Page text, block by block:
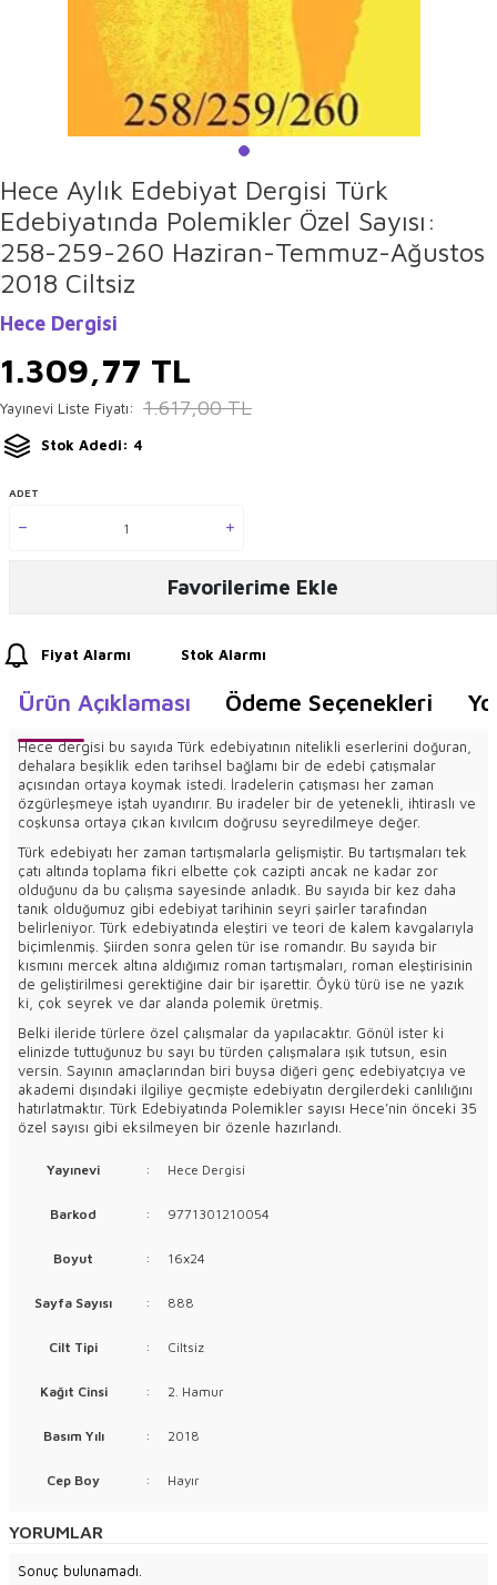
Hece Aylık Edebiyat Dergisi Türk
Edebiyatında Polemikler Özel Sayısı:
258-259-260 Haziran-Temmuz-Ağustos
2018 Ciltsiz
Hece Dergisi
1.309,77 TL
Yayınevi Liste Fiyatı: 1.617,00TL
Stok Adedi: 4
ADET
Favorilerime Ekle
Fiyat Alarmı Stok Alarmı
Ürün Açıklaması Ödeme Seçenekleri
Hece dergisi bu sayıda Türk edebiyatının nitelikli eserlerini doğuran,
dehalara beşiklik eden tarihsel bağlamı bir de edebî çatışmalar
açısından ortaya koymak istedi. İradelerin çatışması her zaman
özgürleşmeye iştah uyandırır. Bu iradeler bir de yetenekli, ihtiraslı ve
coşkunsa ortaya çıkan kıvılcım doğrusu seyredilmeye değer.
Türk edebiyatı her zaman tartışmalarla gelişmiştir. Bu tartışmaları tek
çatı altında toplama fikri elbette çok cazipti ancak ne kadar zor
olduğunu da bu çalışma sayesinde anladık. Bu sayıda bir kez daha
tanık olduğumuz gibi edebiyat tarihinin seyri şairler tarafından
belirleniyor. Türk edebiyatında eleştiri ve teori de kalem kavgalarıyla
biçimlenmiş. Şiirden sonra gelen tür ise romandır. Bu sayıda bir
kısmını mercek altına aldığımız roman tartışmaları, roman eleştirisinin
de geliştirilmesi gerektiğine dair bir işarettir. Öykü türü ise ne yazık
ki, çok seyrek ve dar alanda polemik üretmiş.
Belki ileride türlere özel çalışmalar da yapılacaktır. Gönül ister ki
elinizde tuttuğunuz bu sayı bu türden çalışmalara ışık tutsun, esin
versin. Sayının amaçlarından biri buysa diğeri genç edebiyatçıya ve
akademi dışındaki ilgiliye geçmişte edebiyatın dergilerdeki canlılığını
hatırlatmaktır. Türk Edebiyatında Polemikler sayısı Hece’nin önceki 35
özel sayısı gibi eksilmeyen bir özenle hazırlandı.
Yayınevi : Hece Dergisi
Barkod : 9771301210054
Boyut : 16x24
Sayfa Sayısı : 888
Cilt Tipi : Ciltsiz
Kağıt Cinsi : 2. Hamur
Basım Yılı : 2018
Cep Boy : Hayır
YORUMLAR
Sonuç bulunamadı.